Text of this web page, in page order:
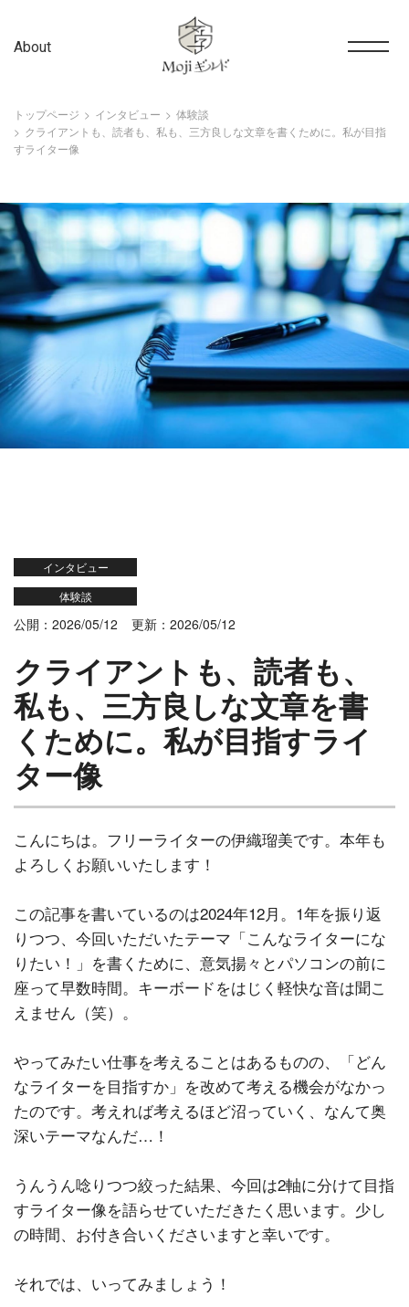
About
トップページ インタビュー
体験談
クライアントも、読者も、私も、三方良しな文章を書くために。私が目指
すライター像
インタビュー
体験談
公開：2026/05/12 更新：2026/05/12
クライアントも、読者も、
私も、三方良しな文章を書
くために。私が目指すライ
ター像
こんにちは。フリーライターの伊織瑠美です。本年も
よろしくお願いいたします！
この記事を書いているのは2024年12月。1年を振り返
りつつ、今回いただいたテーマ「こんなライターにな
りたい！」を書くために、意気揚々とパソコンの前に
座って早数時間。キーボードをはじく軽快な音は聞こ
えません（笑）。
やってみたい仕事を考えることはあるものの、「どん
なライターを目指すか」を改めて考える機会がなかっ
たのです。考えれば考えるほど沼っていく、なんて奥
深いテーマなんだ…！
うんうん唸りつつ絞った結果、今回は2軸に分けて目指
すライター像を語らせていただきたく思います。少し
の時間、お付き合いくださいますと幸いです。
それでは、いってみましょう！